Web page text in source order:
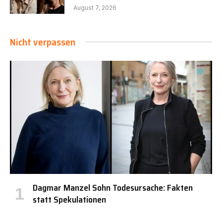
August 7, 2026
Nicht verpassen
Dagmar Manzel Sohn Todesursache: Fakten
statt Spekulationen